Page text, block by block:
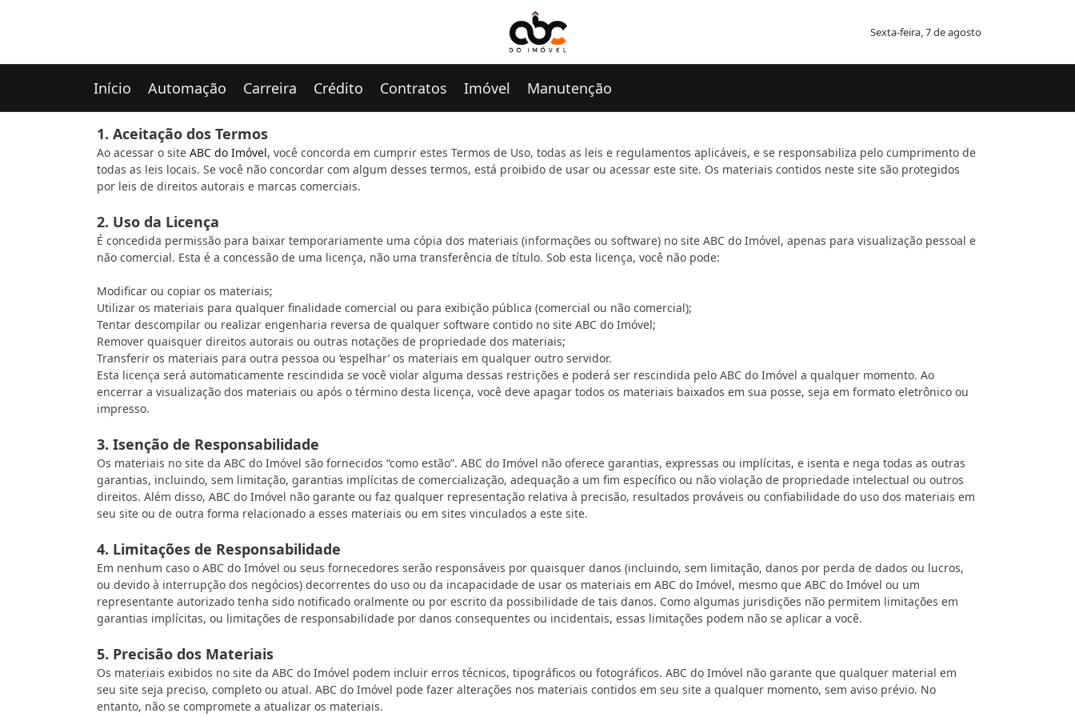
Sexta-feira, 7 de agosto
Início Automação Carreira Crédito Contratos Imóvel Manutenção
1. Aceitação dos Termos
Ao acessar o site ABC do Imóvel, você concorda em cumprir estes Termos de Uso, todas as leis e regulamentos aplicáveis, e se responsabiliza pelo cumprimento de
todas as leis locais. Se você não concordar com algum desses termos, está proibido de usar ou acessar este site. Os materiais contidos neste site são protegidos
por leis de direitos autorais e marcas comerciais.
2. Uso da Licença
É concedida permissão para baixar temporariamente uma cópia dos materiais (informações ou software) no site ABC do Imóvel, apenas para visualização pessoal e
não comercial. Esta é a concessão de uma licença, não uma transferência de título. Sob esta licença, você não pode:
Modificar ou copiar os materiais;
Utilizar os materiais para qualquer finalidade comercial ou para exibição pública (comercial ou não comercial);
Tentar descompilar ou realizar engenharia reversa de qualquer software contido no site ABC do Imóvel;
Remover quaisquer direitos autorais ou outras notações de propriedade dos materiais;
Transferir os materiais para outra pessoa ou ‘espelhar’ os materiais em qualquer outro servidor.
Esta licença será automaticamente rescindida se você violar alguma dessas restrições e poderá ser rescindida pelo ABC do Imóvel a qualquer momento. Ao
encerrar a visualização dos materiais ou após o término desta licença, você deve apagar todos os materiais baixados em sua posse, seja em formato eletrônico ou
impresso.
3. Isenção de Responsabilidade
Os materiais no site da ABC do Imóvel são fornecidos “como estão”. ABC do Imóvel não oferece garantias, expressas ou implícitas, e isenta e nega todas as outras
garantias, incluindo, sem limitação, garantias implícitas de comercialização, adequação a um fim específico ou não violação de propriedade intelectual ou outros
direitos. Além disso, ABC do Imóvel não garante ou faz qualquer representação relativa à precisão, resultados prováveis ou confiabilidade do uso dos materiais em
seu site ou de outra forma relacionado a esses materiais ou em sites vinculados a este site.
4. Limitações de Responsabilidade
Em nenhum caso o ABC do Imóvel ou seus fornecedores serão responsáveis por quaisquer danos (incluindo, sem limitação, danos por perda de dados ou lucros,
ou devido à interrupção dos negócios) decorrentes do uso ou da incapacidade de usar os materiais em ABC do Imóvel, mesmo que ABC do Imóvel ou um
representante autorizado tenha sido notificado oralmente ou por escrito da possibilidade de tais danos. Como algumas jurisdições não permitem limitações em
garantias implícitas, ou limitações de responsabilidade por danos consequentes ou incidentais, essas limitações podem não se aplicar a você.
5. Precisão dos Materiais
Os materiais exibidos no site da ABC do Imóvel podem incluir erros técnicos, tipográficos ou fotográficos. ABC do Imóvel não garante que qualquer material em
seu site seja preciso, completo ou atual. ABC do Imóvel pode fazer alterações nos materiais contidos em seu site a qualquer momento, sem aviso prévio. No
entanto, não se compromete a atualizar os materiais.